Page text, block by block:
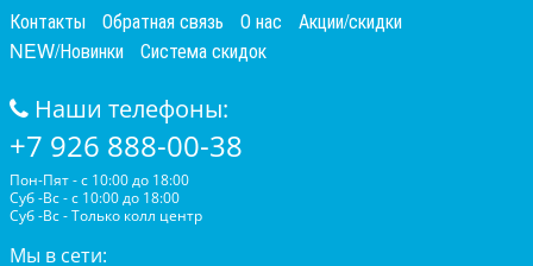
Контакты Обратная связь О нас
Акции/скидки
NEW/Новинки
Система скидок
Наши телефоны:
+7 926 888-00-38
Пон-Пят - с 10:00 до 18:00
Суб -Вс - с 10:00 до 18:00
Суб -Вс - Только колл центр
Мы в сети: